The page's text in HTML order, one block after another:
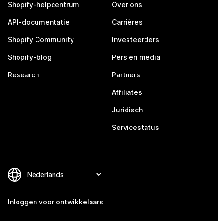
Shopify-helpcentrum
API-documentatie
Shopify Community
Shopify-blog
Research
Over ons
Carrières
Investeerders
Pers en media
Partners
Affiliates
Juridisch
Servicestatus
Inloggen voor ontwikkelaars